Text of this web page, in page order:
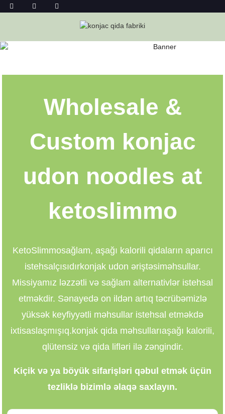
KONJAC UDON ƏRIŞTƏ TOPDAN
Wholesale &
Custom konjac
udon noodles at
ketoslimmo
KetoSlimmosağlam, aşağı kalorili qidaların aparıcı
istehsalçısıdırkonjak udon əriştəsiməhsullar.
Missiyamız ləzzətli və sağlam alternativlər istehsal
etməkdir. Sənayedə on ildən artıq təcrübəmizlə
yüksək keyfiyyətli məhsullar istehsal etməkdə
ixtisaslaşmışıq.konjak qida məhsullarıaşağı kalorili,
qlütensiz və qida lifləri ilə zəngindir.
Kiçik və ya böyük sifarişləri qəbul etmək üçün
tezliklə bizimlə əlaqə saxlayın.